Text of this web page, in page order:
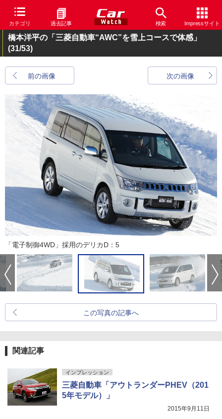
カテゴリ 過去記事 検索 Impressサイト
橋本洋平の「三菱自動車“AWC”を雪上コースで体感」
(31/53)
前の画像 次の画像
「電子制御4WD」採用のデリカD：5
この写真の記事へ
関連記事
インプレッション
三菱自動車「アウトランダーPHEV（201
5年モデル）」
2015年9月11日